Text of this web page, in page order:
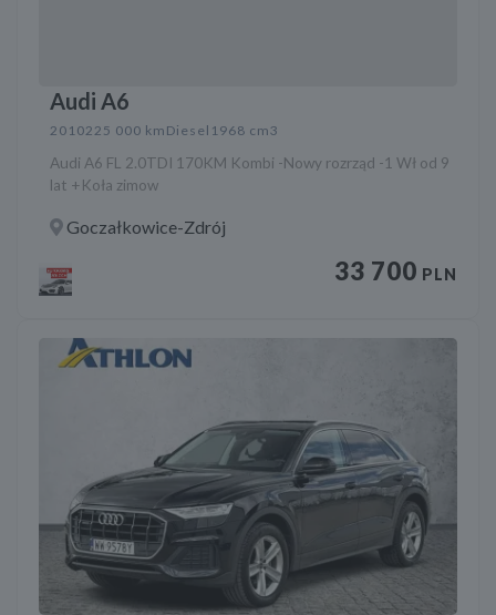
Audi A6
2010225 000 km Diesel 1968 cm3
Audi A6 FL 2.0TDI 170KM Kombi -Nowy rozrząd -1 Wł od 9
lat +Koła zimow
Goczałkowice-Zdrój
33 700 PLN